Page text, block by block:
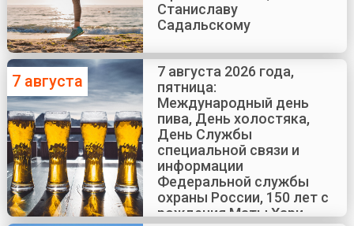
Станиславу
Садальскому
7 августа
7 августа 2026 года,
пятница:
Международный день
пива, День холостяка,
День Службы
специальной связи и
информации
Федеральной службы
охраны России, 150 лет с
рождения Маты Хари